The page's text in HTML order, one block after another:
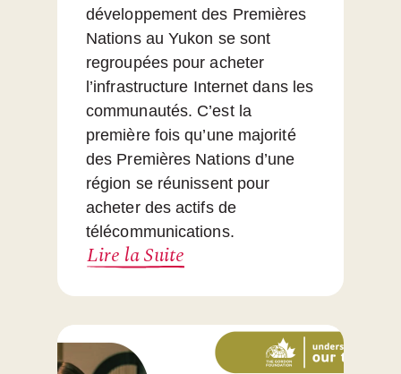
développement des Premières
Nations au Yukon se sont
regroupées pour acheter
l’infrastructure Internet dans les
communautés. C’est la
première fois qu’une majorité
des Premières Nations d’une
région se réunissent pour
acheter des actifs de
télécommunications.
Lire la Suite